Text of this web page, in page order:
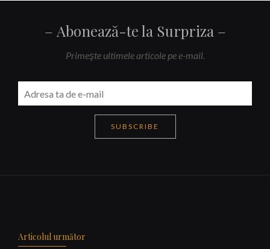
Abonează-te la Surpriza
Primeşte ultimele articole pe e-mail.
SUBSCRIBE
Articolul următor